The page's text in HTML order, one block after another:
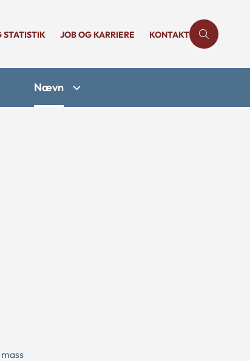
STATISTIK JOB OG KARRIERE KONTAKT
Nævn